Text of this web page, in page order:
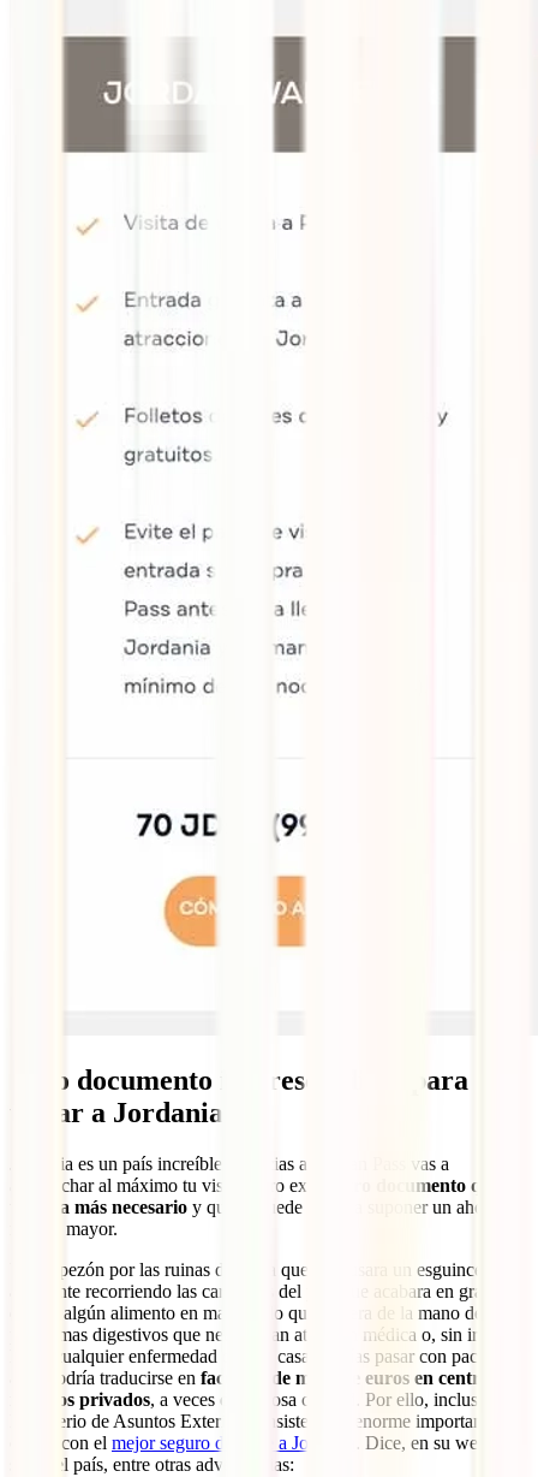
Otro documento imprescindible para
viajar a Jordania
Jordania es un país increíble y gracias al Jordan Pass vas a
aprovechar al máximo tu visita, pero existe
otro documento que es
todavía más necesario y que te puede llegar a suponer un ahorro
mucho mayor.
Un tropezón por las ruinas de Petra que te causara un esguince, un
accidente recorriendo las carreteras del país que acabara en graves
daños, algún alimento en mal estado que viniera de la mano de
problemas digestivos que necesitaran atención médica o, sin ir tan
lejos, cualquier enfermedad que en casa podrías pasar con paciencia,
aquí podría traducirse en facturas de miles de euros en centros
médicos privados, a veces de dudosa calidad. Por ello, incluso el
Ministerio de Asuntos Exteriores insiste en la enorme importancia de
contar con el mejor seguro de viaje a Jordania
. Dice, en su web
sobre el país, entre otras advertencias: